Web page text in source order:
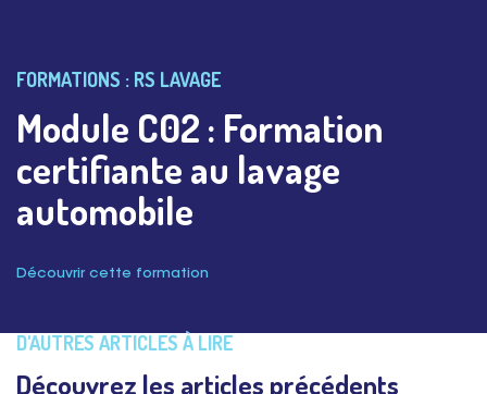
FORMATIONS : RS LAVAGE
Module C02 : Formation
certifiante au lavage
automobile
Découvrir cette formation
D'AUTRES ARTICLES À LIRE
Découvrez les articles précédents